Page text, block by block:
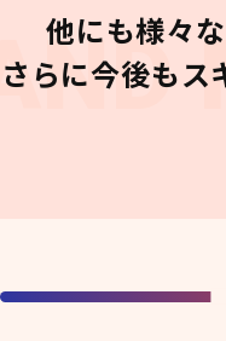
他にも様々
さらに今後もス